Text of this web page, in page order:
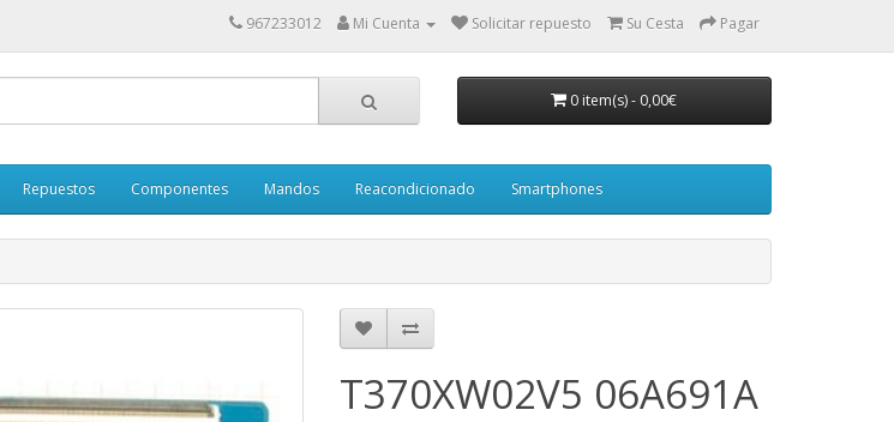
967233012 Mi Cuenta Solicitar repuesto Su Cesta Pagar
0 item(s)- 0,00€
Repuestos Componentes Mandos Reacondicionado Smartphones
T370XW02V5 06A691A